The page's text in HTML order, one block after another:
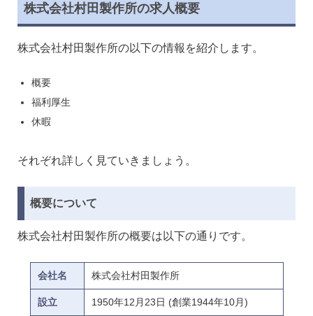
株式会社村田製作所の求人概要
株式会社村田製作所の以下の情報を紹介します。
概要
福利厚生
休暇
それぞれ詳しく見ていきましょう。
概要について
株式会社村田製作所の概要は以下の通りです。
会社名 株式会社村田製作所
設立 1950年12月23日 (創業1944年10月)